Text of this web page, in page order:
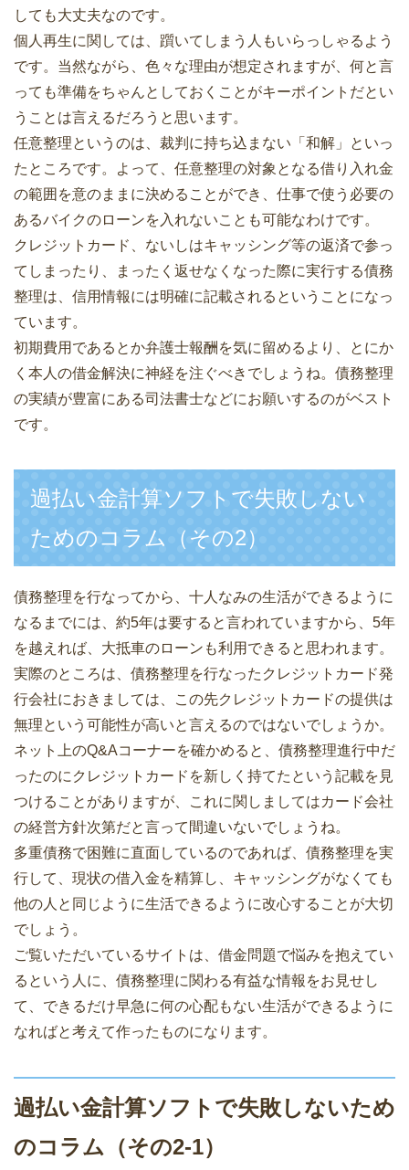
しても大丈夫なのです。
個人再生に関しては、躓いてしまう人もいらっしゃるよう
です。当然ながら、色々な理由が想定されますが、何と言
っても準備をちゃんとしておくことがキーポイントだとい
うことは言えるだろうと思います。
任意整理というのは、裁判に持ち込まない「和解」といっ
たところです。よって、任意整理の対象となる借り入れ金
の範囲を意のままに決めることができ、仕事で使う必要の
あるバイクのローンを入れないことも可能なわけです。
クレジットカード、ないしはキャッシング等の返済で参っ
てしまったり、まったく返せなくなった際に実行する債務
整理は、信用情報には明確に記載されるということになっ
ています。
初期費用であるとか弁護士報酬を気に留めるより、とにか
く本人の借金解決に神経を注ぐべきでしょうね。債務整理
の実績が豊富にある司法書士などにお願いするのがベスト
です。
過払い金計算ソフトで失敗しない
ためのコラム（その2）
債務整理を行なってから、十人なみの生活ができるように
なるまでには、約5年は要すると言われていますから、5年
を越えれば、大抵車のローンも利用できると思われます。
実際のところは、債務整理を行なったクレジットカード発
行会社におきましては、この先クレジットカードの提供は
無理という可能性が高いと言えるのではないでしょうか。
ネット上のQ&Aコーナーを確かめると、債務整理進行中だ
ったのにクレジットカードを新しく持てたという記載を見
つけることがありますが、これに関しましてはカード会社
の経営方針次第だと言って間違いないでしょうね。
多重債務で困難に直面しているのであれば、債務整理を実
行して、現状の借入金を精算し、キャッシングがなくても
他の人と同じように生活できるように改心することが大切
でしょう。
ご覧いただいているサイトは、借金問題で悩みを抱えてい
るという人に、債務整理に関わる有益な情報をお見せし
て、できるだけ早急に何の心配もない生活ができるように
なればと考えて作ったものになります。
過払い金計算ソフトで失敗しないため
のコラム（その2-1）